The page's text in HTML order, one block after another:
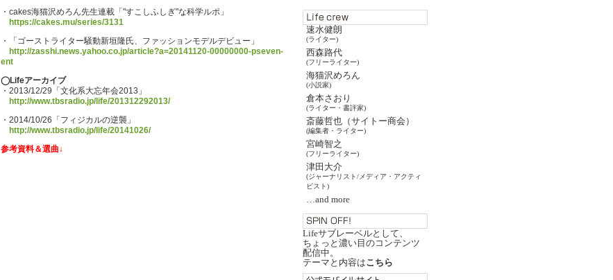
速水健朗
(ライター)
西森路代
(フリーライター)
海猫沢めろん
(小説家)
倉本さおり
(ライター・書評家)
斎藤哲也（サイトー商会）
(編集者・ライター)
宮崎智之
(フリーライター)
津田大介
(ジャーナリスト/メディア・アクティ
ビスト)
…and more
Lifeサブレーベルとして、
ちょっと濃い目のコンテンツ
配信中。
テーマと内容はこちら
・cakes海猫沢めろん先生連載「"すこしふしぎ"な科学ルポ」
https://cakes.mu/series/3131
・「ゴーストライター騒動新垣隆氏、ファッションモデルデビュー」
http://zasshi.news.yahoo.co.jp/article?a=20141120-00000000-pseven-
ent
◯Lifeアーカイブ
・2013/12/29「文化系大忘年会2013」
http://www.tbsradio.jp/life/201312292013/
・2014/10/26「フィジカルの逆襲」
http://www.tbsradio.jp/life/20141026/
参考資料＆選曲↓